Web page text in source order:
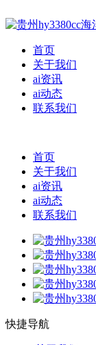
首页
关于我们
ai资讯
ai动态
联系我们
首页
关于我们
ai资讯
ai动态
联系我们
快捷导航